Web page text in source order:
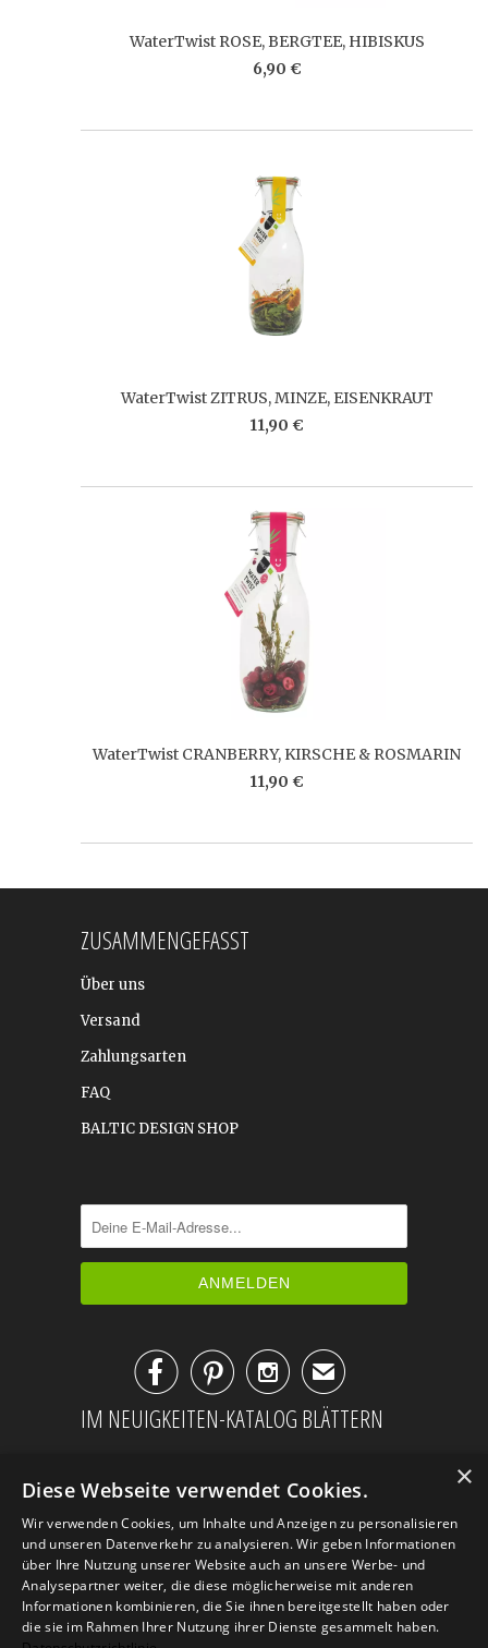
WaterTwist ROSE, BERGTEE, HIBISKUS
6,90 €
WaterTwist ZITRUS, MINZE, EISENKRAUT
11,90 €
WaterTwist CRANBERRY, KIRSCHE & ROSMARIN
11,90 €
ZUSAMMENGEFASST
Über uns
Versand
Zahlungsarten
FAQ
BALTIC DESIGN SHOP
✉
IM NEUIGKEITEN-KATALOG BLÄTTERN
×
Diese Webseite verwendet Cookies.
Wir verwenden Cookies, um Inhalte und Anzeigen zu personalisieren
und unseren Datenverkehr zu analysieren. Wir geben Informationen
über Ihre Nutzung unserer Website auch an unsere Werbe- und
Analysepartner weiter, die diese möglicherweise mit anderen
Informationen kombinieren, die Sie ihnen bereitgestellt haben oder
die sie im Rahmen Ihrer Nutzung ihrer Dienste gesammelt haben.